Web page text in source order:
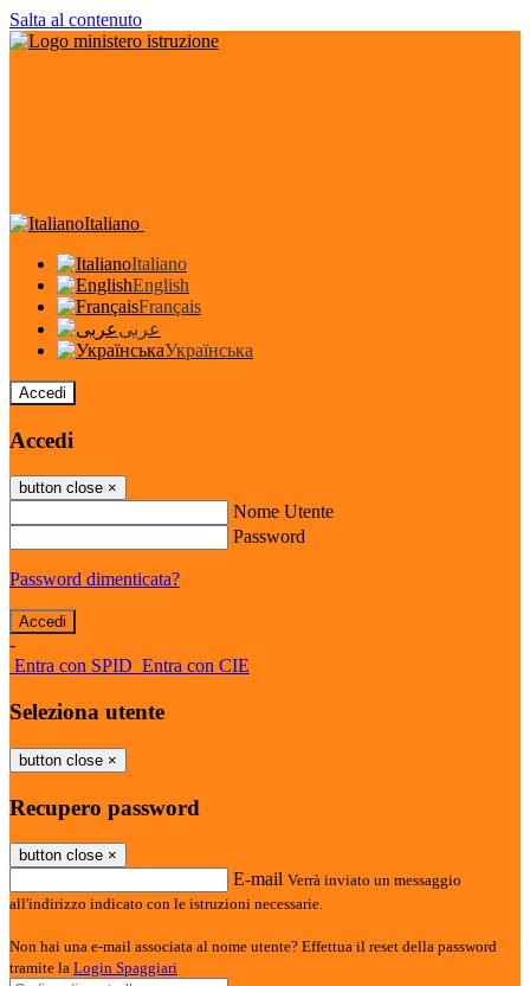
Salta al contenuto
Italiano
Italiano
English
Français
عربى
Українська
Accedi
Accedi
button close ×
Nome Utente
Password
Password dimenticata?
-
Entra con SPID Entra con CIE
Seleziona utente
button close ×
Recupero password
button close ×
E-mail Verrà inviato un messaggio
all'indirizzo indicato con le istruzioni necessarie.
Non hai una e-mail associata al nome utente? Effettua il reset della password
tramite la Login Spaggiari